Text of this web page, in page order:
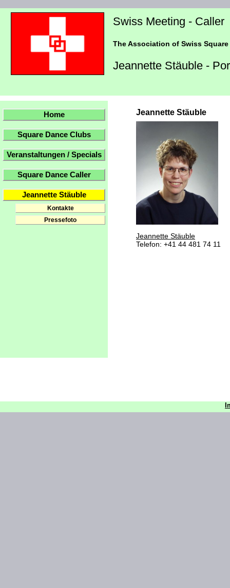
Swiss Meeting - Caller
The Association of Swiss
Jeannette Stäuble -
Home
Square Dance Clubs
Veranstaltungen / Specials
Square Dance Caller
Jeannette Stäuble
Kontakte
Pressefoto
Jeannette Stäuble
Jeannette Stäuble
Telefon: +41 44 481 74 11